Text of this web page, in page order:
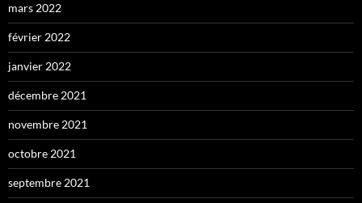
mars 2022
février 2022
janvier 2022
décembre 2021
novembre 2021
octobre 2021
septembre 2021